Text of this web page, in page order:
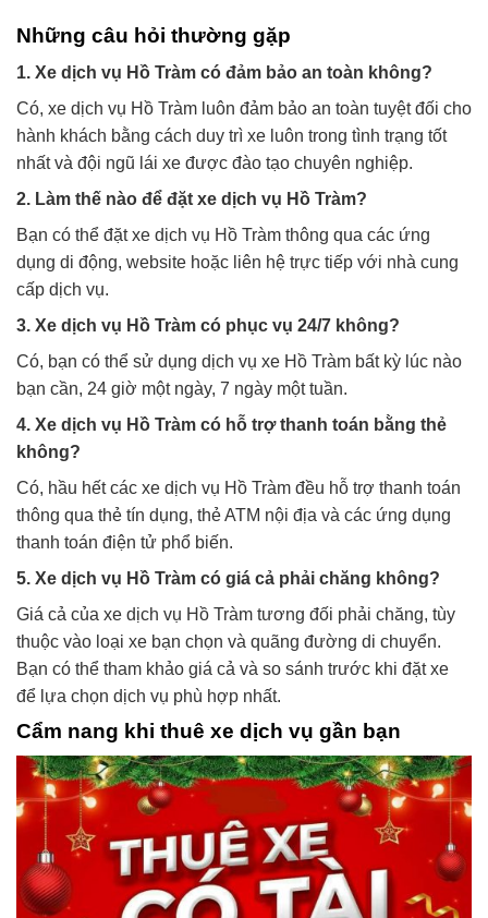
Những câu hỏi thường gặp
1. Xe dịch vụ Hồ Tràm có đảm bảo an toàn không?
Có, xe dịch vụ Hồ Tràm luôn đảm bảo an toàn tuyệt đối cho
hành khách bằng cách duy trì xe luôn trong tình trạng tốt
nhất và đội ngũ lái xe được đào tạo chuyên nghiệp.
2. Làm thế nào để đặt xe dịch vụ Hồ Tràm?
Bạn có thể đặt xe dịch vụ Hồ Tràm thông qua các ứng
dụng di động, website hoặc liên hệ trực tiếp với nhà cung
cấp dịch vụ.
3. Xe dịch vụ Hồ Tràm có phục vụ 24/7 không?
Có, bạn có thể sử dụng dịch vụ xe Hồ Tràm bất kỳ lúc nào
bạn cần, 24 giờ một ngày, 7 ngày một tuần.
4. Xe dịch vụ Hồ Tràm có hỗ trợ thanh toán bằng thẻ
không?
Có, hầu hết các xe dịch vụ Hồ Tràm đều hỗ trợ thanh toán
thông qua thẻ tín dụng, thẻ ATM nội địa và các ứng dụng
thanh toán điện tử phổ biến.
5. Xe dịch vụ Hồ Tràm có giá cả phải chăng không?
Giá cả của xe dịch vụ Hồ Tràm tương đối phải chăng, tùy
thuộc vào loại xe bạn chọn và quãng đường di chuyển.
Bạn có thể tham khảo giá cả và so sánh trước khi đặt xe
để lựa chọn dịch vụ phù hợp nhất.
Cẩm nang khi thuê xe dịch vụ gần bạn